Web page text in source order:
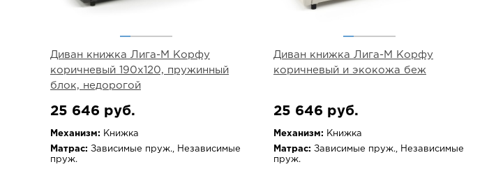
Диван книжка Лига-М Корфу
коричневый 190х120, пружинный
блок, недорогой
25 646 руб.
Механизм: Книжка
Матрас: Зависимые пруж., Независимые
пруж.
Диван книжка Лига-М Корфу
коричневый и экокожа беж
25 646 руб.
Механизм: Книжка
Матрас: Зависимые пруж., Независимые
пруж.